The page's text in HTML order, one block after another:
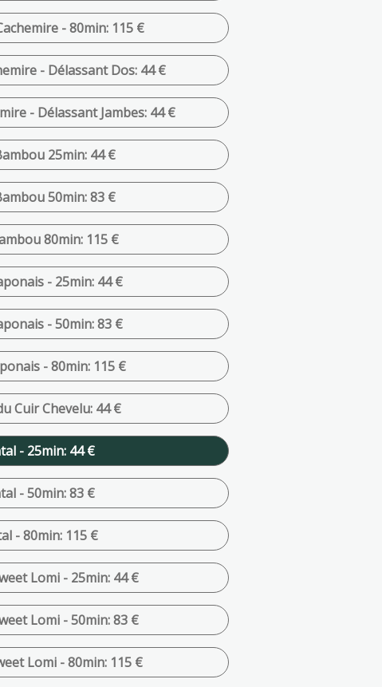
- 80min: 115 €
- Délassant Dos: 44 €
- Délassant Jambes: 44 €
25min: 44 €
50min: 83 €
80min: 115 €
- 25min: 44 €
- 50min: 83 €
- 80min: 115 €
Cuir Chevelu: 44 €
- 25min: 44 €
- 50min: 83 €
- 80min: 115 €
Lomi - 25min: 44 €
Lomi - 50min: 83 €
Lomi - 80min: 115 €